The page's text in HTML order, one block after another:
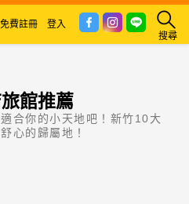
搜尋
免費註冊 登入
館推薦
合你的小天地吧！新竹10大
心的歸屬地！